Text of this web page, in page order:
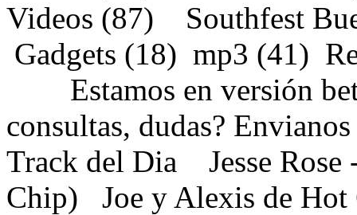
Videos (87) Southfest
Gadgets (18) mp3 (41)
Estamos en versión
consultas, dudas?
Track del Dia
Jesse
Chip)
Joe y Alexis de